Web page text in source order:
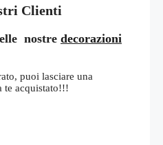
Clienti
nostre decorazioni
puoi lasciare una
te acquistato!!!